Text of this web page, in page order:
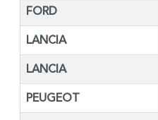
FORD
LANCIA
LANCIA
PEUGEOT